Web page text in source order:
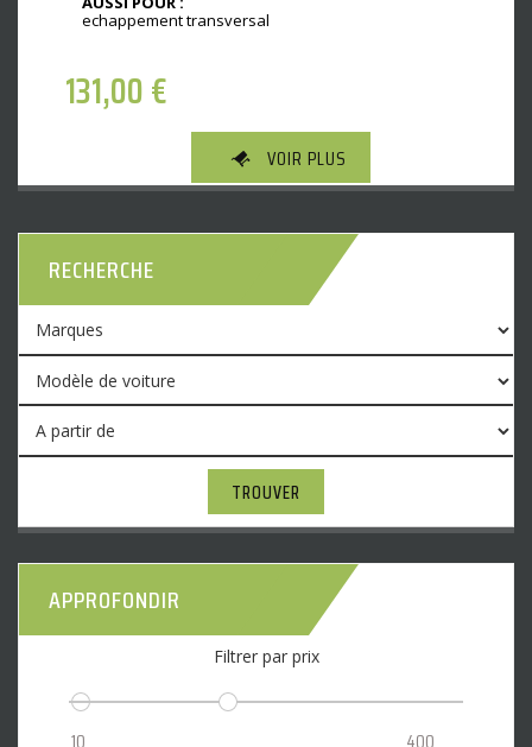
echappement transversal
131,00€
VOIR PLUS
RECHERCHE
TROUVER
APPROFONDIR
Filtrer par prix